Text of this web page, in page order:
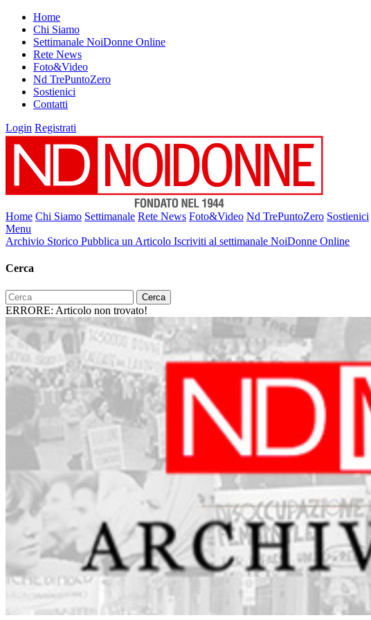
Home
Chi Siamo
Settimanale NoiDonne Online
Rete News
Foto&Video
Nd TrePuntoZero
Sostienici
Contatti
Login Registrati
Home Chi Siamo Settimanale Rete News Foto&Video Nd TrePuntoZero Sostienici
Menu
Archivio Storico Pubblica un Articolo Iscriviti al settimanale NoiDonne Online
Cerca
ERRORE: Articolo non trovato!